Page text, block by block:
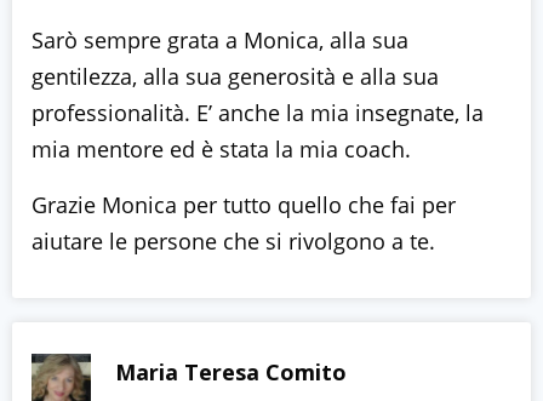
Sarò sempre grata a Monica, alla sua
gentilezza, alla sua generosità e alla sua
professionalità. E’ anche la mia insegnate, la
mia mentore ed è stata la mia coach.
Grazie Monica per tutto quello che fai per
aiutare le persone che si rivolgono a te.
Maria Teresa Comito